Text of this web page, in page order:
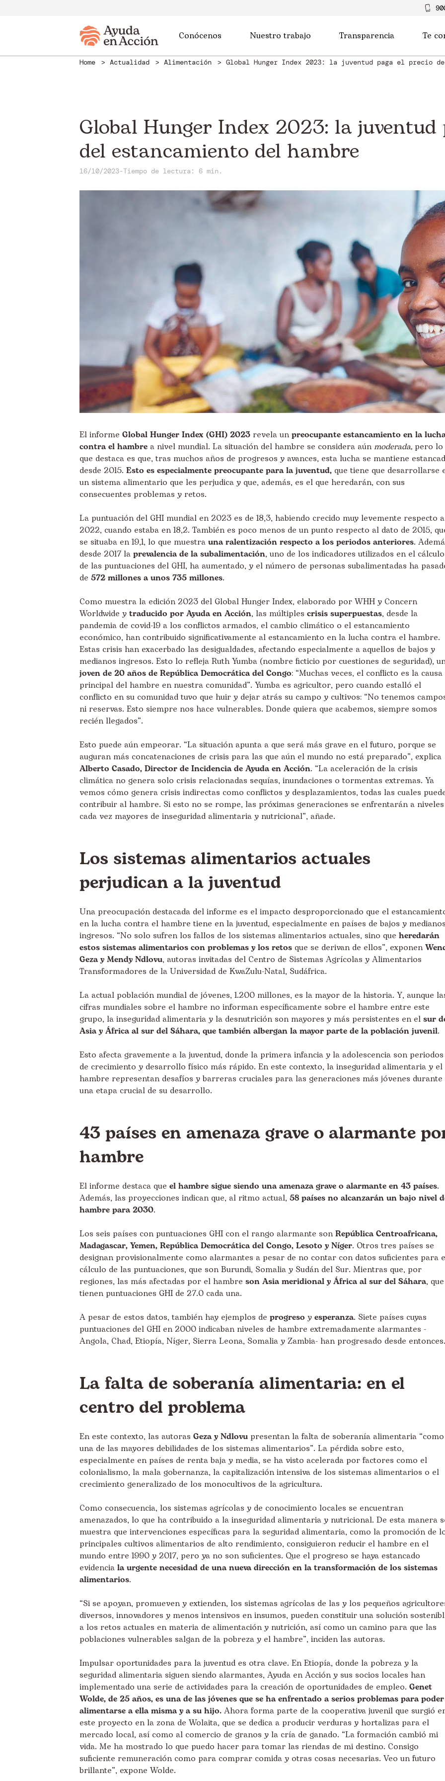
Conócenos Nuestro trabajo Transparencia Te
Home Actualidad Alimentación Global Hunger Index 2023: la juventud paga el precio
Global Hunger Index 2023: la juventud
del estancamiento del hambre
16/10/2023-Tiempo de lectura: 6 min.
El informe Global Hunger Index (GHI) 2023 revela unpreocupante estancamiento en la
contra el hambre a nivel mundial. La situación del hambre se considera aúnmoderada, pero lo
que destaca es que, tras muchos años de progresos y avances, esta lucha se mantiene
desde 2015. Esto es especialmente preocupante para la juventud, que tiene que desarrollarse
un sistema alimentario que les perjudica y que, además, es el que heredarán, con sus
consecuentes problemas y retos.
La puntuación del GHI mundial en 2023 es de 18,3, habiendo crecido muy levemente respecto a
2022, cuando estaba en 18,2. También es poco menos de un punto respecto al dato de 2015,
se situaba en 19,1, lo que muestra una ralentización respecto a los periodos anteriores.
desde 2017 la prevalencia de la subalimentación, uno de los indicadores utilizados en el cálculo
de las puntuaciones del GHI, ha aumentado, y el número de personas subalimentadas ha
de 572 millones a unos 735 millones.
Como muestra la edición 2023 del Global Hunger Index, elaborado por WHH y Concern
Worldwide y traducido por Ayuda en Acción, las múltiples crisis superpuestas, desde la
pandemia de covid-19 a los conflictos armados, el cambio climático o el estancamiento
económico, han contribuido significativamente al estancamiento en la lucha contra el hambre.
Estas crisis han exacerbado las desigualdades, afectando especialmente a aquellos de bajos y
medianos ingresos. Esto lo refleja Ruth Yumba (nombre ficticio por cuestiones de seguridad),
joven de 20 años de República Democrática del Congo: “Muchas veces, el conflicto es la causa
principal del hambre en nuestra comunidad”. Yumba es agricultor, pero cuando estalló el
conflicto en su comunidad tuvo que huir y dejar atrás su campo y cultivos: “No tenemos
ni reservas. Esto siempre nos hace vulnerables. Donde quiera que acabemos, siempre somos
recién llegados”.
Esto puede aún empeorar. “La situación apunta a que será más grave en el futuro, porque se
auguran más concatenaciones de crisis para las que aún el mundo no está preparado”, explica
Alberto Casado, Director de Incidencia de Ayuda en Acción. “La aceleración de la crisis
climática no genera solo crisis relacionadas sequías, inundaciones o tormentas extremas. Ya
vemos cómo genera crisis indirectas como conflictos y desplazamientos, todas las cuales
contribuir al hambre. Si esto no se rompe, las próximas generaciones se enfrentarán a niveles
cada vez mayores de inseguridad alimentaria y nutricional”, añade.
Los sistemas alimentarios actuales
perjudican a la juventud
Una preocupación destacada del informe es el impacto desproporcionado que el
en la lucha contra el hambre tiene en la juventud, especialmente en países de bajos y
ingresos. “No solo sufren los fallos de los sistemas alimentarios actuales, sino que heredarán
estos sistemas alimentarios con problemas y los retos que se derivan de ellos”, exponen
Geza y Mendy Ndlovu, autoras invitadas del Centro de Sistemas Agrícolas y Alimentarios
Transformadores de la Universidad de KwaZulu-Natal, Sudáfrica.
La actual población mundial de jóvenes, 1.200 millones, es la mayor de la historia. Y, aunque
cifras mundiales sobre el hambre no informan específicamente sobre el hambre entre este
grupo, la inseguridad alimentaria y la desnutrición son mayores y más persistentes en el sur
Asia y África al sur del Sáhara, que también albergan la mayor parte de la población juvenil.
Esto afecta gravemente a la juventud, donde la primera infancia y la adolescencia son periodos
de crecimiento y desarrollo físico más rápido. En este contexto, la inseguridad alimentaria y el
hambre representan desafíos y barreras cruciales para las generaciones más jóvenes durante
una etapa crucial de su desarrollo.
43 países en amenaza grave o alarmante
hambre
El informe destaca que el hambre sigue siendo una amenaza grave o alarmante en 43 países.
Además, las proyecciones indican que, al ritmo actual, 58 países no alcanzarán un bajo nivel
hambre para 2030.
Los seis países con puntuaciones GHI con el rango alarmante sonRepública Centroafricana,
Madagascar, Yemen, República Democrática del Congo, Lesoto y Níger. Otros tres países se
designan provisionalmente como alarmantes a pesar de no contar con datos suficientes para
cálculo de las puntuaciones, que son Burundi, Somalia y Sudán del Sur. Mientras que, por
regiones, las más afectadas por el hambre son Asia meridional y África al sur del Sáhara, que
tienen puntuaciones GHI de 27.0 cada una.
A pesar de estos datos, también hay ejemplos de progreso y esperanza. Siete países cuyas
puntuaciones del GHI en 2000 indicaban niveles de hambre extremadamente alarmantes -
Angola, Chad, Etiopía, Níger, Sierra Leona, Somalia y Zambia- han progresado desde entonces.
La falta de soberanía alimentaria: en el
centro del problema
En este contexto, las autoras Geza y Ndlovu presentan la falta de soberanía alimentaria “como
una de las mayores debilidades de los sistemas alimentarios”. La pérdida sobre esto,
especialmente en países de renta baja y media, se ha visto acelerada por factores como el
colonialismo, la mala gobernanza, la capitalización intensiva de los sistemas alimentarios o el
crecimiento generalizado de los monocultivos de la agricultura.
Como consecuencia, los sistemas agrícolas y de conocimiento locales se encuentran
amenazados, lo que ha contribuido a la inseguridad alimentaria y nutricional. De esta manera
muestra que intervenciones específicas para la seguridad alimentaria, como la promoción de
principales cultivos alimentarios de alto rendimiento, consiguieron reducir el hambre en el
mundo entre 1990 y 2017, pero ya no son suficientes. Que el progreso se haya estancado
evidencia la urgente necesidad de una nueva dirección en la transformación de los sistemas
alimentarios.
“Si se apoyan, promueven y extienden, los sistemas agrícolas de las y los pequeños
diversos, innovadores y menos intensivos en insumos, pueden constituir una solución
a los retos actuales en materia de alimentación y nutrición, así como un camino para que las
poblaciones vulnerables salgan de la pobreza y el hambre”, inciden las autoras.
Impulsar oportunidades para la juventud es otra clave. En Etiopía, donde la pobreza y la
seguridad alimentaria siguen siendo alarmantes, Ayuda en Acción y sus socios locales han
implementado una serie de actividades para la creación de oportunidades de empleo. Genet
Wolde, de 25 años, es una de las jóvenes que se ha enfrentado a serios problemas para poder
alimentarse a ella misma y a su hijo. Ahora forma parte de la cooperativa juvenil que surgió
este proyecto en la zona de Wolaita, que se dedica a producir verduras y hortalizas para el
mercado local, así como al comercio de granos y la cría de ganado. “La formación cambió mi
vida. Me ha mostrado lo que puedo hacer para tomar las riendas de mi destino. Consigo
suficiente remuneración como para comprar comida y otras cosas necesarias. Veo un futuro
brillante”, expone Wolde.